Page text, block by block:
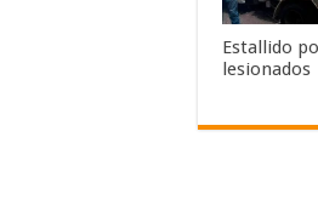
Estallido
lesionados